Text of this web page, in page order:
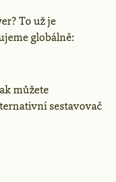
To už je
globálně:
můžete
sestavovač